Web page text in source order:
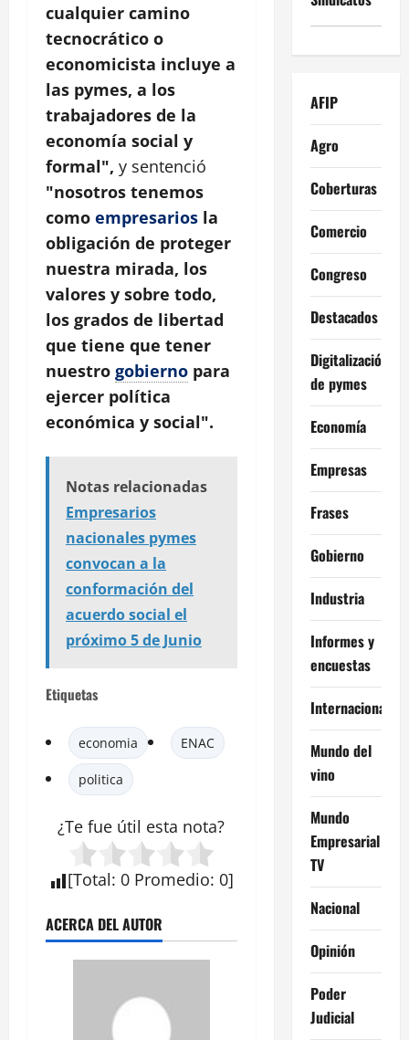
cualquier camino
tecnocrático o
economicista incluye a
las pymes, a los
trabajadores de la
economía social y
formal", y sentenció
"nosotros tenemos
como empresarios la
obligación de proteger
nuestra mirada, los
valores y sobre todo,
los grados de libertad
que tiene que tener
nuestro gobierno para
ejercer política
económica y social".
Notas relacionadas
Empresarios
nacionales pymes
convocan a la
conformación del
acuerdo social el
próximo 5 de Junio
Etiquetas
economia ENAC
politica
¿Te fue útil esta nota?
[Total: 0 Promedio: 0]
ACERCA DEL AUTOR
AFIP
Agro
Coberturas
Comercio
Congreso
Destacados
Digitalización
de pymes
Economía
Empresas
Frases
Gobierno
Industria
Informes y
encuestas
Internacional
Mundo del
vino
Mundo
Empresarial
TV
Nacional
Opinión
Poder
Judicial